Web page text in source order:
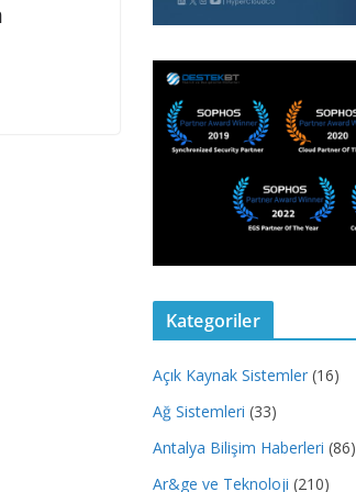
Kategoriler
Açık Kaynak Sistemler (16)
Ağ Sistemleri (33)
Antalya Bilişim Haberleri (86)
Ar&ge ve Teknoloji (210)